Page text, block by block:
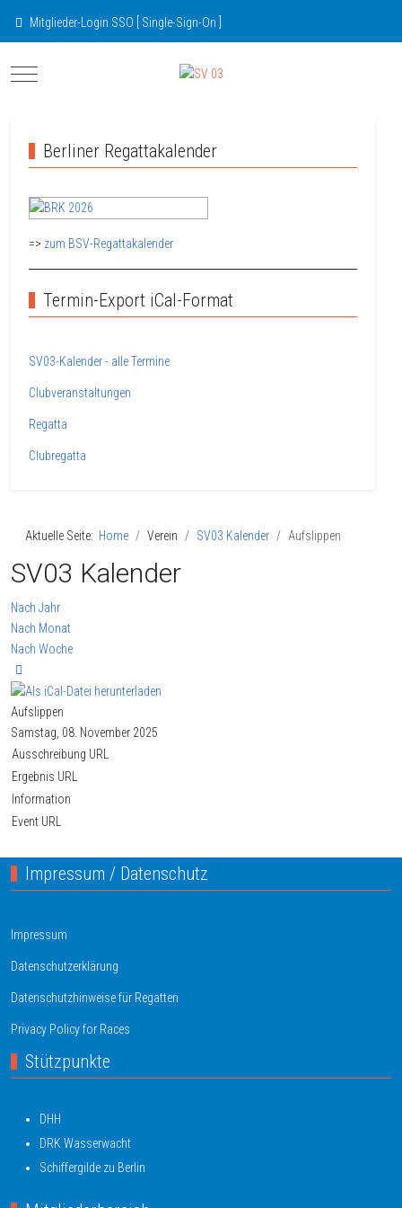
Mitglieder-Login SSO [ Single-Sign-On ]
Mobile Menu Toggle
Berliner Regattakalender
=> zum BSV-Regattakalender
Termin-Export iCal-Format
SV03-Kalender - alle Termine
Clubveranstaltungen
Regatta
Clubregatta
Aktuelle Seite: Home Verein SV03 Kalender Aufslippen
SV03 Kalender
Nach Jahr
Nach Monat
Nach Woche
Aufslippen
Samstag, 08. November 2025
Ausschreibung URL
Ergebnis URL
Information
Event URL
Impressum / Datenschutz
Impressum
Datenschutzerklärung
Datenschutzhinweise für Regatten
Privacy Policy for Races
Stützpunkte
DHH
DRK Wasserwacht
Schiffergilde zu Berlin